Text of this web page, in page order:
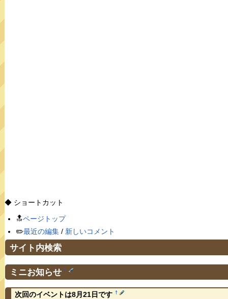
◆ ショートカット
🔝ページトップ
✏️最近の編集/ 新しいコメント
サイト内検索
ミニお知らせ †
次回のイベントは8月21日です †